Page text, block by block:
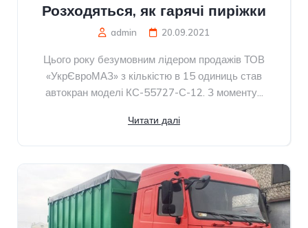
Розходяться, як гарячі пиріжки
admin 20.09.2021
Цього року безумовним лідером продажів ТОВ
«УкрЄвроМАЗ» з кількістю в 15 одиниць став
автокран моделі КС-55727-С-12. З моменту...
Читати далі